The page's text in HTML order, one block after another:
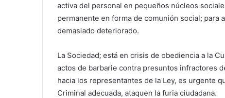
activa del personal en pequeños núcleos
permanente en forma de comunión social; para
demasiado deteriorado.
La Sociedad; está en crisis de obediencia a la
actos de barbarie contra presuntos infractores
hacia los representantes de la Ley, es urgente
Criminal adecuada, ataquen la furia ciudadana.